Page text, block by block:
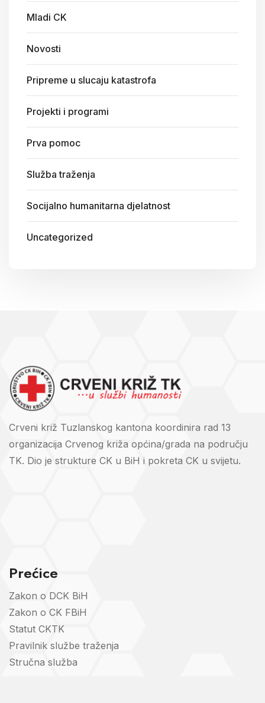
Mladi CK
Novosti
Pripreme u slucaju katastrofa
Projekti i programi
Prva pomoc
Služba traženja
Socijalno humanitarna djelatnost
Uncategorized
Crveni križ Tuzlanskog kantona koordinira rad 13
organizacija Crvenog križa općina/grada na području
TK. Dio je strukture CK u BiH i pokreta CK u svijetu.
Prećice
Zakon o DCK BiH
Zakon o CK FBiH
Statut CKTK
Pravilnik službe traženja
Stručna služba